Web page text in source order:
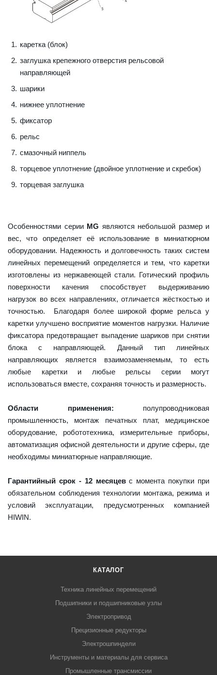
каретка (блок)
заглушка крепежного отверстия рельсовой
направляющей
шарики
нижнее уплотнение
фиксатор
рельс
смазочный ниппель
торцевое уплотнение (двойное уплотнение и скребок)
торцевая заглушка
Особенностями серии MG являются небольшой размер и
вес, что определяет её использование в миниатюрном
оборудовании. Надежность и долговечность таких систем
линейных перемещений определяется и тем, что каретки
изготовлены из нержавеющей стали. Готический профиль
поверхности качения способствует выдерживанию
нагрузок во всех направлениях, отличается жёсткостью и
точностью. Благодаря более широкой форме рельса у
каретки улучшено восприятие моментов нагрузки. Наличие
фиксатора предотвращает выпадение шариков при снятии
блока с направляющей. Данный тип линейных
направляющих является взаимозаменяемым, то есть
любые каретки и любые рельсы серии могут
использоваться вместе, сохраняя точность и размерность.
Области применения: полупроводниковая
промышленность, монтаж печатных плат, медицинское
оборудование, робототехника, измерительные приборы,
автоматизация офисной деятельности и другие сферы, где
необходимы миниатюрные направляющие.
Гарантийный срок - 12 месяцевс момента покупки при
обязательном соблюдения технологии монтажа, режима и
условий эксплуатации, предусмотренных компанией
HIWIN.
КАТАЛОГ
Техника линейных перемещений
Подшипники и подшипниковые узлы
Электропривод
Прецизионные редукторы
Электрошпиндели
Инструменты и материалы для сервиса
Промышленные трансмиссии